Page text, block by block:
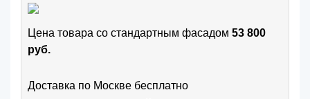
Цена товара cо стандартным фасадом 53 800
руб.
Доставка по Москве бесплатно